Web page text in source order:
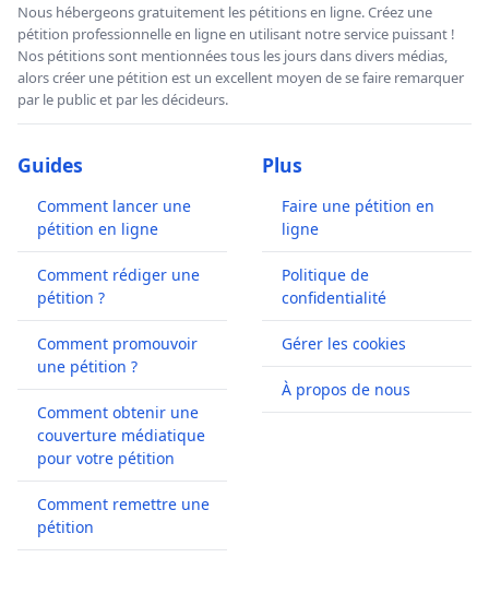
Nous hébergeons gratuitement les pétitions en ligne. Créez une
pétition professionnelle en ligne en utilisant notre service puissant !
Nos pétitions sont mentionnées tous les jours dans divers médias,
alors créer une pétition est un excellent moyen de se faire remarquer
par le public et par les décideurs.
Guides
Comment lancer une
pétition en ligne
Comment rédiger une
pétition ?
Comment promouvoir
une pétition ?
Comment obtenir une
couverture médiatique
pour votre pétition
Comment remettre une
pétition
Plus
Faire une pétition en
ligne
Politique de
confidentialité
Gérer les cookies
À propos de nous